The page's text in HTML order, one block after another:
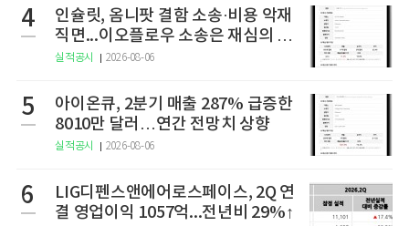
4
인슐릿, 옴니팟 결함 소송·비용 악재
직면...이오플로우 소송은 재심의 청
구
실적공시 2026-08-06
5
아이온큐, 2분기 매출 287% 급증한
8010만 달러…연간 전망치 상향
실적공시 2026-08-06
6
LIG디펜스앤에어로스페이스, 2Q 연
결 영업이익 1057억...전년비 29%↑